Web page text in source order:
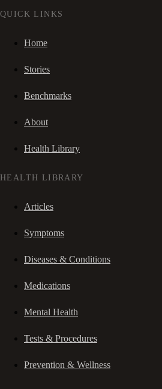
QUICK LINKS
Home
Stories
Benchmarks
About
Health Library
HEALTH LIBRARY
Articles
Symptoms
Diseases & Conditions
Medications
Mental Health
Tests & Procedures
Prevention & Wellness